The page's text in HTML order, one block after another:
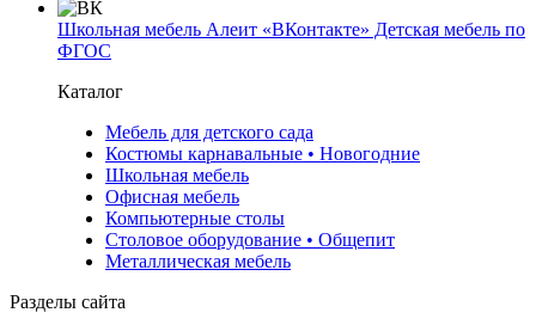
Школьная мебель Алеит «ВКонтакте» Детская мебель по
ФГОС
Каталог
Мебель для детского сада
Костюмы карнавальные • Новогодние
Школьная мебель
Офисная мебель
Компьютерные столы
Столовое оборудование • Общепит
Металлическая мебель
Разделы сайта